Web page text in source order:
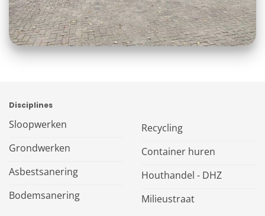
Disciplines
Sloopwerken
Grondwerken
Asbestsanering
Bodemsanering
Recycling
Container huren
Houthandel - DHZ
Milieustraat